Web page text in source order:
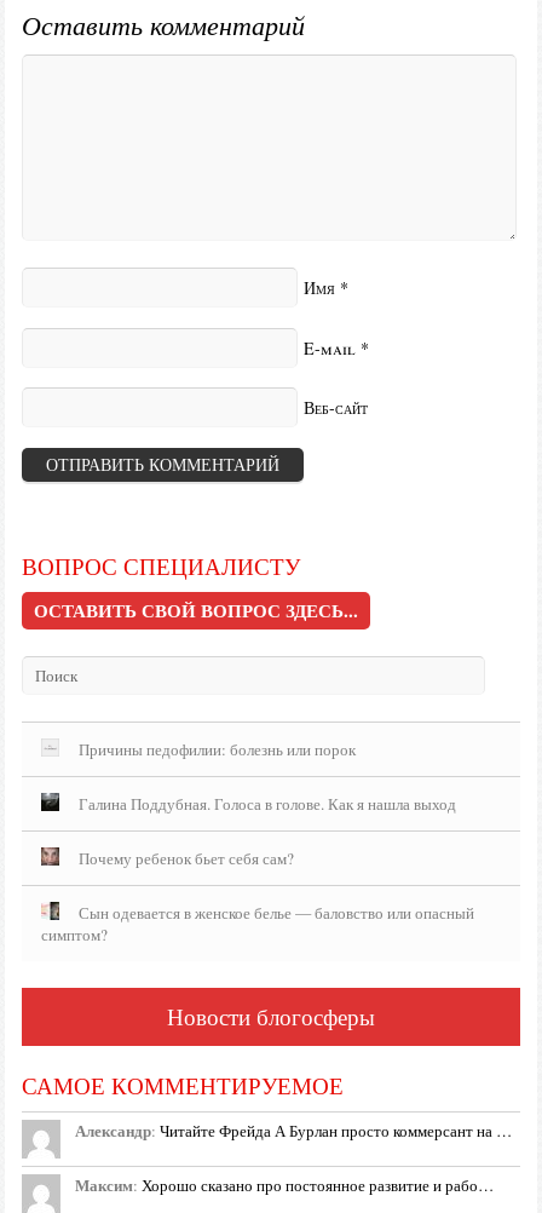
Оставить комментарий
Имя *
E-mail *
Веб-сайт
ВОПРОС СПЕЦИАЛИСТУ
ОСТАВИТЬ СВОЙ ВОПРОС ЗДЕСЬ...
Причины педофилии: болезнь или порок
Галина Поддубная. Голоса в голове. Как я нашла выход
Почему ребенок бьет себя сам?
Сын одевается в женское белье — баловство или опасный
симптом?
Новости блогосферы
САМОЕ КОММЕНТИРУЕМОЕ
Александр: Читайте Фрейда А Бурлан просто коммерсант на …
Максим: Хорошо сказано про постоянное развитие и рабо…